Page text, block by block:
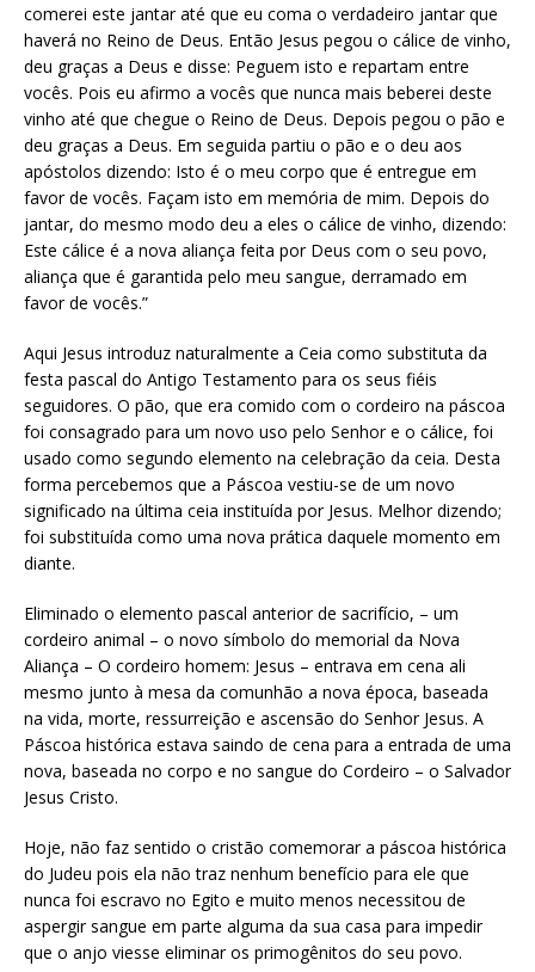
comerei este jantar até que eu coma o verdadeiro jantar que
haverá no Reino de Deus. Então Jesus pegou o cálice de vinho,
deu graças a Deus e disse: Peguem isto e repartam entre
vocês. Pois eu afirmo a vocês que nunca mais beberei deste
vinho até que chegue o Reino de Deus. Depois pegou o pão e
deu graças a Deus. Em seguida partiu o pão e o deu aos
apóstolos dizendo: Isto é o meu corpo que é entregue em
favor de vocês. Façam isto em memória de mim. Depois do
jantar, do mesmo modo deu a eles o cálice de vinho, dizendo:
Este cálice é a nova aliança feita por Deus com o seu povo,
aliança que é garantida pelo meu sangue, derramado em
favor de vocês.”
Aqui Jesus introduz naturalmente a Ceia como substituta da
festa pascal do Antigo Testamento para os seus fiéis
seguidores. O pão, que era comido com o cordeiro na páscoa
foi consagrado para um novo uso pelo Senhor e o cálice, foi
usado como segundo elemento na celebração da ceia. Desta
forma percebemos que a Páscoa vestiu-se de um novo
significado na última ceia instituída por Jesus. Melhor dizendo;
foi substituída como uma nova prática daquele momento em
diante.
Eliminado o elemento pascal anterior de sacrifício, – um
cordeiro animal – o novo símbolo do memorial da Nova
Aliança – O cordeiro homem: Jesus – entrava em cena ali
mesmo junto à mesa da comunhão a nova época, baseada
na vida, morte, ressurreição e ascensão do Senhor Jesus. A
Páscoa histórica estava saindo de cena para a entrada de uma
nova, baseada no corpo e no sangue do Cordeiro – o Salvador
Jesus Cristo.
Hoje, não faz sentido o cristão comemorar a páscoa histórica
do Judeu pois ela não traz nenhum benefício para ele que
nunca foi escravo no Egito e muito menos necessitou de
aspergir sangue em parte alguma da sua casa para impedir
que o anjo viesse eliminar os primogênitos do seu povo.